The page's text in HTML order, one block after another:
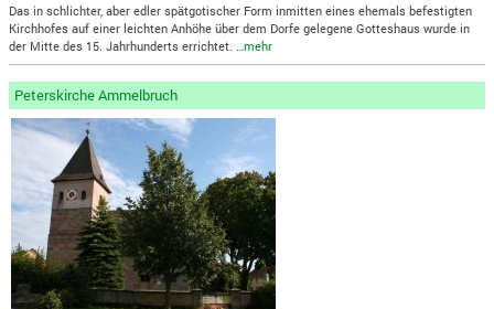
Das in schlichter, aber edler spätgotischer Form inmitten eines ehemals befestigten
Kirchhofes auf einer leichten Anhöhe über dem Dorfe gelegene Gotteshaus wurde in
der Mitte des 15. Jahrhunderts errichtet.
…mehr
Peterskirche Ammelbruch